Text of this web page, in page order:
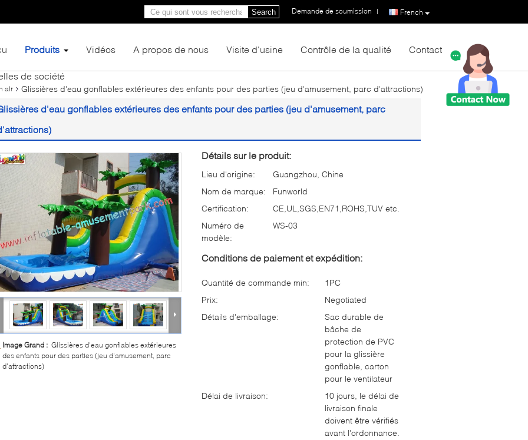
French
Demande de soumission |
Search
Produits Vidéos A propos de nous Visite d'usine Contrôle de la qualité Contact
de société
air Glissières d'eau gonflables extérieures des enfants pour des parties (jeu d'amusement, parc d'attractions)
d'eau gonflables extérieures des enfants pour des parties (jeu d'amusement, parc
Image Grand : Glissières d'eau gonflables extérieures
des enfants pour des parties (jeu d'amusement, parc
d'attractions)
Détails sur le produit:
Lieu d'origine:
Guangzhou, Chine
Nom de marque:
Funworld
Certification:
CE,UL,SGS,EN71,ROHS,TUV etc.
Numéro de
modèle:
WS-03
Conditions de paiement et expédition:
Quantité de commande min:
1PC
Prix:
Negotiated
Détails d'emballage:
Sac durable de
bâche de
protection de PVC
pour la glissière
gonflable, carton
pour le ventilateur
Délai de livraison:
10 jours, le délai de
livraison finale
doivent être vérifiés
avant l'ordonnance.